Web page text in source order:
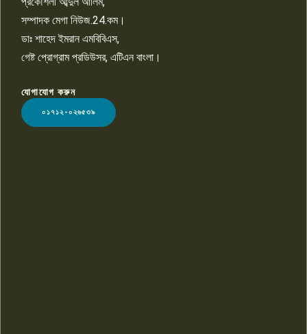
LOGO
সম্পাদক মেগা নিউজ.24.কম।
ডাঃ শাহেদ ইমরান এমবিবিএস,
গেষ্ট প্রোগ্রাম প্রডিউসর, এটিএন বাংলা।
যোগাযোগ করুন
০১৭১২-০২৬৫৩৯